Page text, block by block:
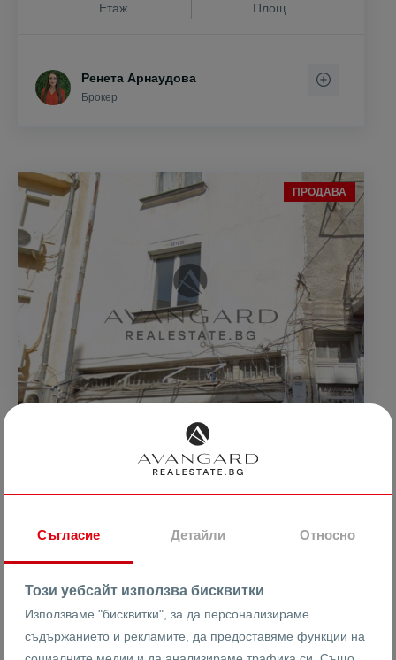
Етаж
Площ
Ренета Арнаудова
Брокер
ПРОДАВА
2095 €
гр. Пловдив Център ЗАПАД Суперцентър
24591
Съгласие Детайли Относно
Този уебсайт използва бисквитки
Използваме "бисквитки", за да персонализираме
съдържанието и рекламите, да предоставяме функции на